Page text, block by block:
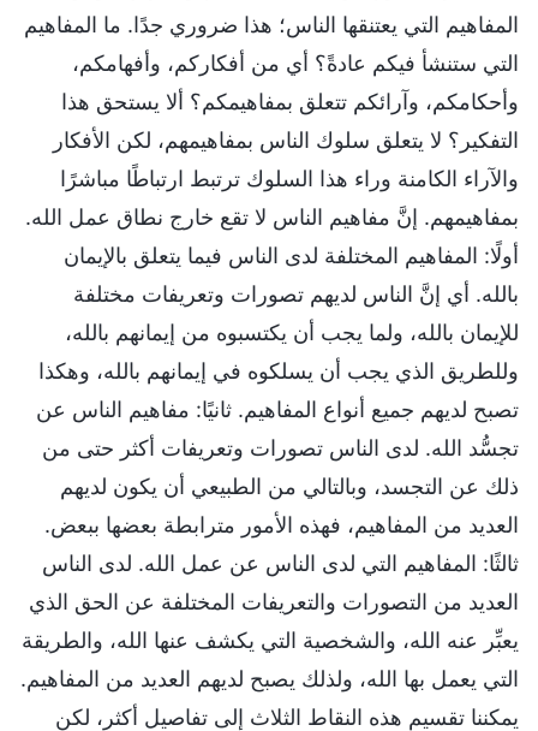
المفاهيم التي يعتنقها الناس؛ هذا ضروري جدًا. ما المفاهيم
التي ستنشأ فيكم عادةً؟ أي من أفكاركم، وأفهامكم،
وأحكامكم، وآرائكم تتعلق بمفاهيمكم؟ ألا يستحق هذا
التفكير؟ لا يتعلق سلوك الناس بمفاهيمهم، لكن الأفكار
والآراء الكامنة وراء هذا السلوك ترتبط ارتباطًا مباشرًا
بمفاهيمهم. إنَّ مفاهيم الناس لا تقع خارج نطاق عمل الله.
أولًا: المفاهيم المختلفة لدى الناس فيما يتعلق بالإيمان
بالله. أي إنَّ الناس لديهم تصورات وتعريفات مختلفة
للإيمان بالله، ولما يجب أن يكتسبوه من إيمانهم بالله،
وللطريق الذي يجب أن يسلكوه في إيمانهم بالله، وهكذا
تصبح لديهم جميع أنواع المفاهيم. ثانيًا: مفاهيم الناس عن
تجسُّد الله. لدى الناس تصورات وتعريفات أكثر حتى من
ذلك عن التجسد، وبالتالي من الطبيعي أن يكون لديهم
العديد من المفاهيم، فهذه الأمور مترابطة بعضها ببعض.
ثالثًا: المفاهيم التي لدى الناس عن عمل الله. لدى الناس
العديد من التصورات والتعريفات المختلفة عن الحق الذي
يعبِّر عنه الله، والشخصية التي يكشف عنها الله، والطريقة
التي يعمل بها الله، ولذلك يصبح لديهم العديد من المفاهيم.
يمكننا تقسيم هذه النقاط الثلاث إلى تفاصيل أكثر، لكن